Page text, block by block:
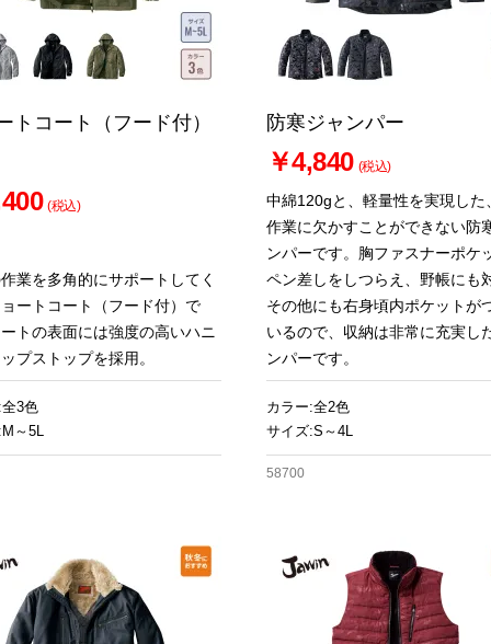
トコート（フード付）
(税込)
業を多角的にサポートしてく
ートコート（フード付）で
トの表面には強度の高いハニ
プストップを採用。
全3色
～5L
防寒ジャンパー
￥4,840 (税込)
中綿120gと、軽量性を実現した
作業に欠かすことができない防
ンパーです。胸ファスナーポケ
ペン差しをしつらえ、野帳にも
その他にも右身頃内ポケットが
いるので、収納は非常に充実し
ンパーです。
カラー:全2色
サイズ:S～4L
58700